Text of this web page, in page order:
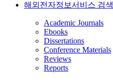
해외전자정보서비스 검색
Academic Journals
Ebooks
Dissertations
Conference Materials
Reviews
Reports